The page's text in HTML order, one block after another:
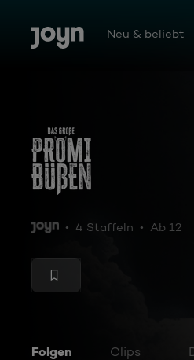
Zum Inhalt springen
Barrierefrei Neu & beliebt
Das große Promi-Büßen
4 Staffeln Ab 12
Folgen Clips